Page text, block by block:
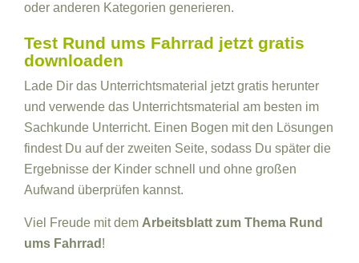
oder anderen Kategorien generieren.
Test Rund ums Fahrrad jetzt gratis
downloaden
Lade Dir das Unterrichtsmaterial jetzt gratis herunter
und verwende das Unterrichtsmaterial am besten im
Sachkunde Unterricht. Einen Bogen mit den Lösungen
findest Du auf der zweiten Seite, sodass Du später die
Ergebnisse der Kinder schnell und ohne großen
Aufwand überprüfen kannst.
Viel Freude mit dem Arbeitsblatt zum Thema Rund
ums Fahrrad !